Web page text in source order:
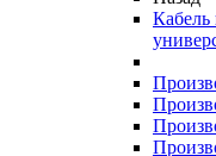
Кабель